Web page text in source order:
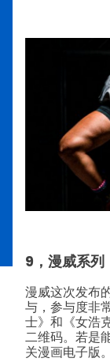
9，漫威系列
漫威这次发布
与，参与度非
士》和《女浩
二维码。若是
关漫画电子版。